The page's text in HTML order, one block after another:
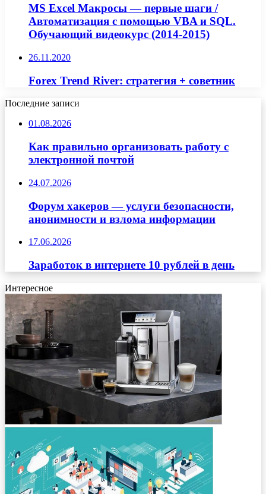
MS Excel Макросы — первые шаги /
Автоматизация с помощью VBA и SQL.
Обучающий видеокурс (2014-2015)
26.11.2020
Forex Trend River: стратегия + советник
Последние записи
01.08.2026
Как правильно организовать работу с
электронной почтой
24.07.2026
Форум хакеров — услуги безопасности,
анонимности и взлома информации
17.06.2026
Заработок в интернете 10 рублей в день
Интересное